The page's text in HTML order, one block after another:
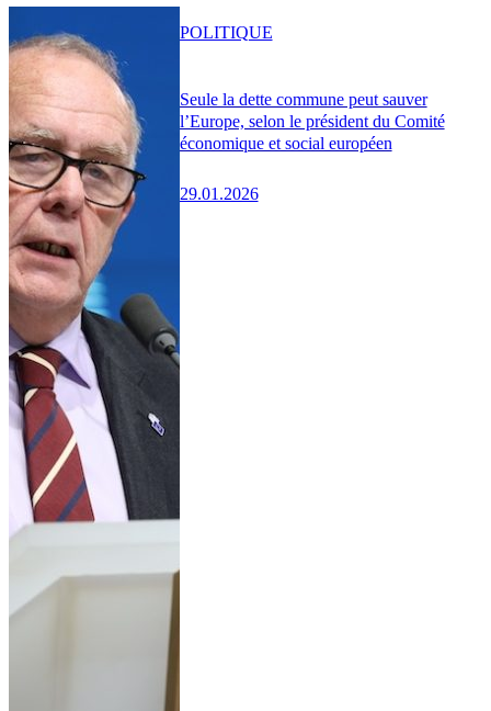
Seule la dette commune peut sauver
l’Europe, selon le président du Comité
économique et social européen
29.01.2026
POLITIQUE